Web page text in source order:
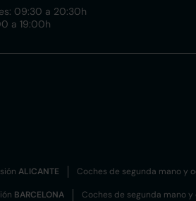
09:30 a 20:30h
a 19:00h
ALICANTE Coches de segunda mano y
BARCELONA Coches de segunda mano y